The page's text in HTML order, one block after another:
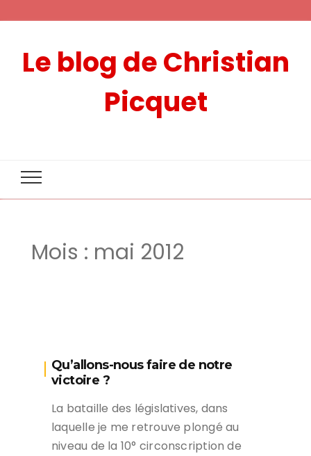
Le blog de Christian
Picquet
Mois : mai 2012
Qu’allons-nous faire de notre
victoire ?
La bataille des législatives, dans
laquelle je me retrouve plongé au
niveau de la 10° circonscription de